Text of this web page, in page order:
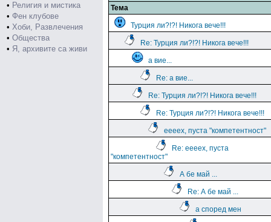
• Религия и мистика
• Фен клубове
• Хоби, Развлечения
• Общества
• Я, архивите са живи
Тема
Турция ли?!?! Никога вече!!!
Re: Турция ли?!?! Никога вече!!!
а вие...
Re: а вие...
Re: Турция ли?!?! Никога вече!!!
Re: Турция ли?!?! Никога вече!!!
еееех, пуста "компетентност"
Re: еееех, пуста
"компетентност"
А бе май ...
Re: А бе май ...
а според мен